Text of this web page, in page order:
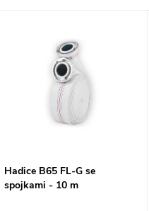
Hadice B65 FL-G se
spojkami - 10 m